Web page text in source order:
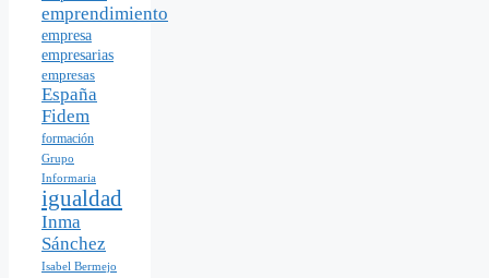
emprendimiento
empresa
empresarias
empresas
España
Fidem
formación
Grupo
Informaria
igualdad
Inma
Sánchez
Isabel Bermejo